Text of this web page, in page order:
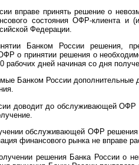
вправе принять решение о
состояния ОФР-клиента и
Федерации.
Банком России решения,
о принятии решения о
рабочих дней начиная со дня
Банком России
доводит до обслуживающей ОФР
обслуживающей ОФР решения
финансового рынка не вправе
решения Банка России о